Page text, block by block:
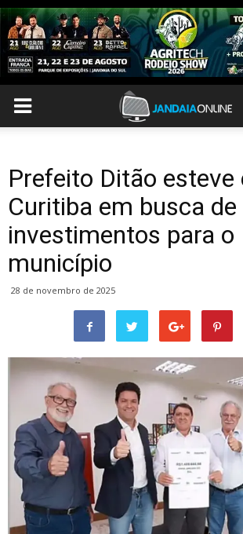
Prefeito Ditão esteve
Curitiba em busca de
investimentos para o
município
28 de novembro de 2025